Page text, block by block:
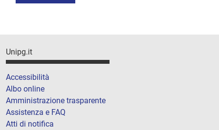
Unipg.it
Accessibilità
Albo online
Amministrazione trasparente
Assistenza e FAQ
Atti di notifica